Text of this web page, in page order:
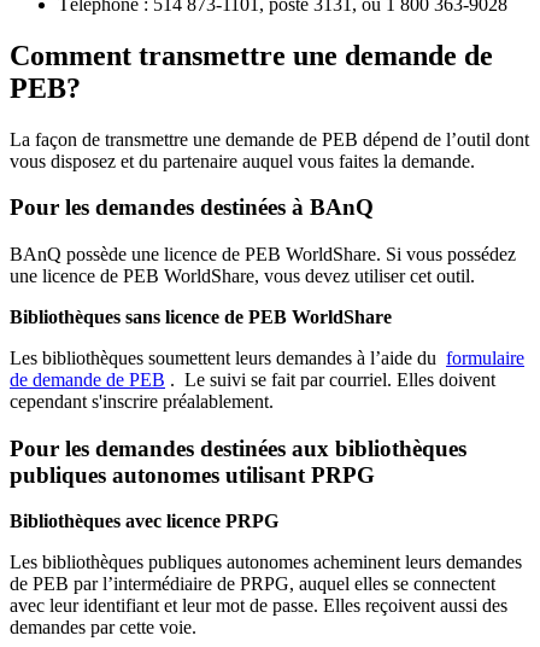
Comment transmettre une demande de
PEB?
La façon de transmettre une demande de PEB dépend de l’outil dont
vous disposez et du partenaire auquel vous faites la demande.
Pour les demandes destinées à BAnQ
BAnQ possède une licence de PEB WorldShare. Si vous possédez
une licence de PEB WorldShare, vous devez utiliser cet outil.
Bibliothèques sans licence de PEB WorldShare
Les bibliothèques soumettent leurs demandes à l’aide du formulaire
de demande de PEB . Le suivi se fait par courriel. Elles doivent
cependant s'inscrire préalablement.
Pour les demandes destinées aux bibliothèques
publiques autonomes utilisant PRPG
Bibliothèques avec licence PRPG
Les bibliothèques publiques autonomes acheminent leurs demandes
de PEB par l’intermédiaire de PRPG, auquel elles se connectent
avec leur identifiant et leur mot de passe. Elles reçoivent aussi des
demandes par cette voie.